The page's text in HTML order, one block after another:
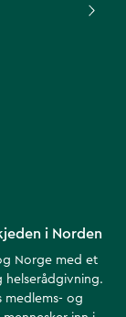
i Norden
Norge med et
helserådgivning.
medlems- og